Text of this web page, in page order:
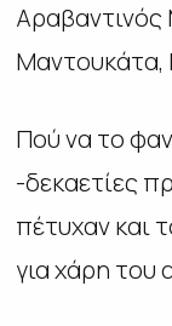
Μαντουκάτα,
Πού να το
-δεκαετίες
πέτυχαν και
για χάρη του